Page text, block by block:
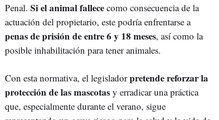
Penal. Si el animal fallece como consecuencia de la
actuación del propietario, este podría enfrentarse a
penas de prisión de entre 6 y 18 meses, así como la
posible inhabilitación para tener animales.
Con esta normativa, el legisladorpretende reforzar la
protección de las mascotas y erradicar una práctica
que, especialmente durante el verano, sigue